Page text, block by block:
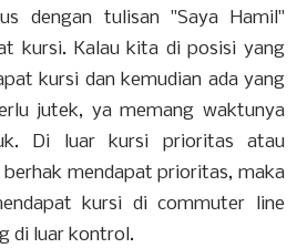
dengan tulisan "Saya Hamil"
kursi. Kalau kita di posisi yang
kursi dan kemudian ada yang
jutek, ya memang waktunya
Di luar kursi prioritas atau
berhak mendapat prioritas, maka
kursi di commuter line
di luar kontrol.